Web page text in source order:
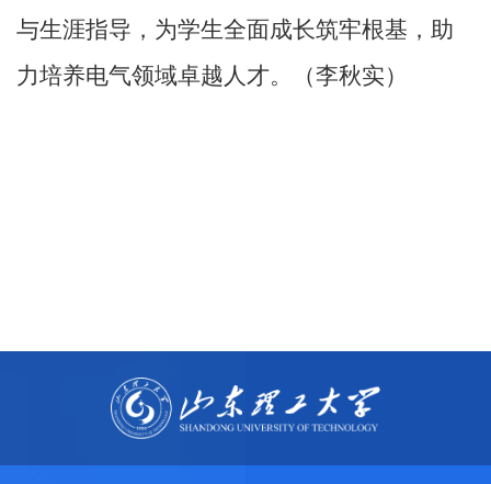
与生涯指导，为学生全面成长筑牢根基，助
力培养电气领域卓越人才。（李秋实）